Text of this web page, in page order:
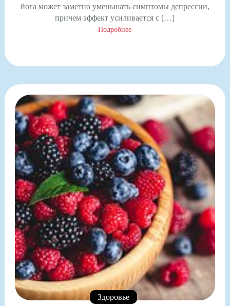
йога может заметно уменьшать симптомы депрессии,
причем эффект усиливается с […]
Подробнее
Здоровье